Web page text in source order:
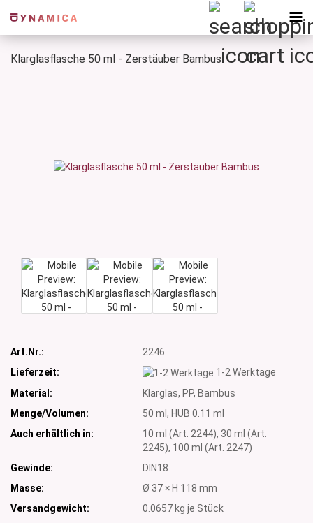
Klarglasflasche 50 ml - Zerstäuber Bambus
Art.Nr.:
2246
Lieferzeit:
1-2 Werktage
Material:
Klarglas, PP, Bambus
Menge/Volumen:
50 ml, HUB 0.11 ml
Auch erhältlich in:
10 ml (Art. 2244), 30 ml (Art.
2245), 100 ml (Art. 2247)
Gewinde:
DIN18
Masse:
Ø 37 × H 118 mm
Versandgewicht:
0.0657 kg je Stück